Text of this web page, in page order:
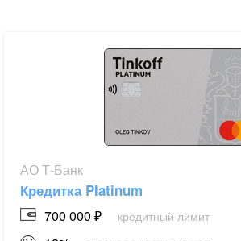
АО Т-Банк
Кредитка Platinum
700 000 ₽ кредитный лимит